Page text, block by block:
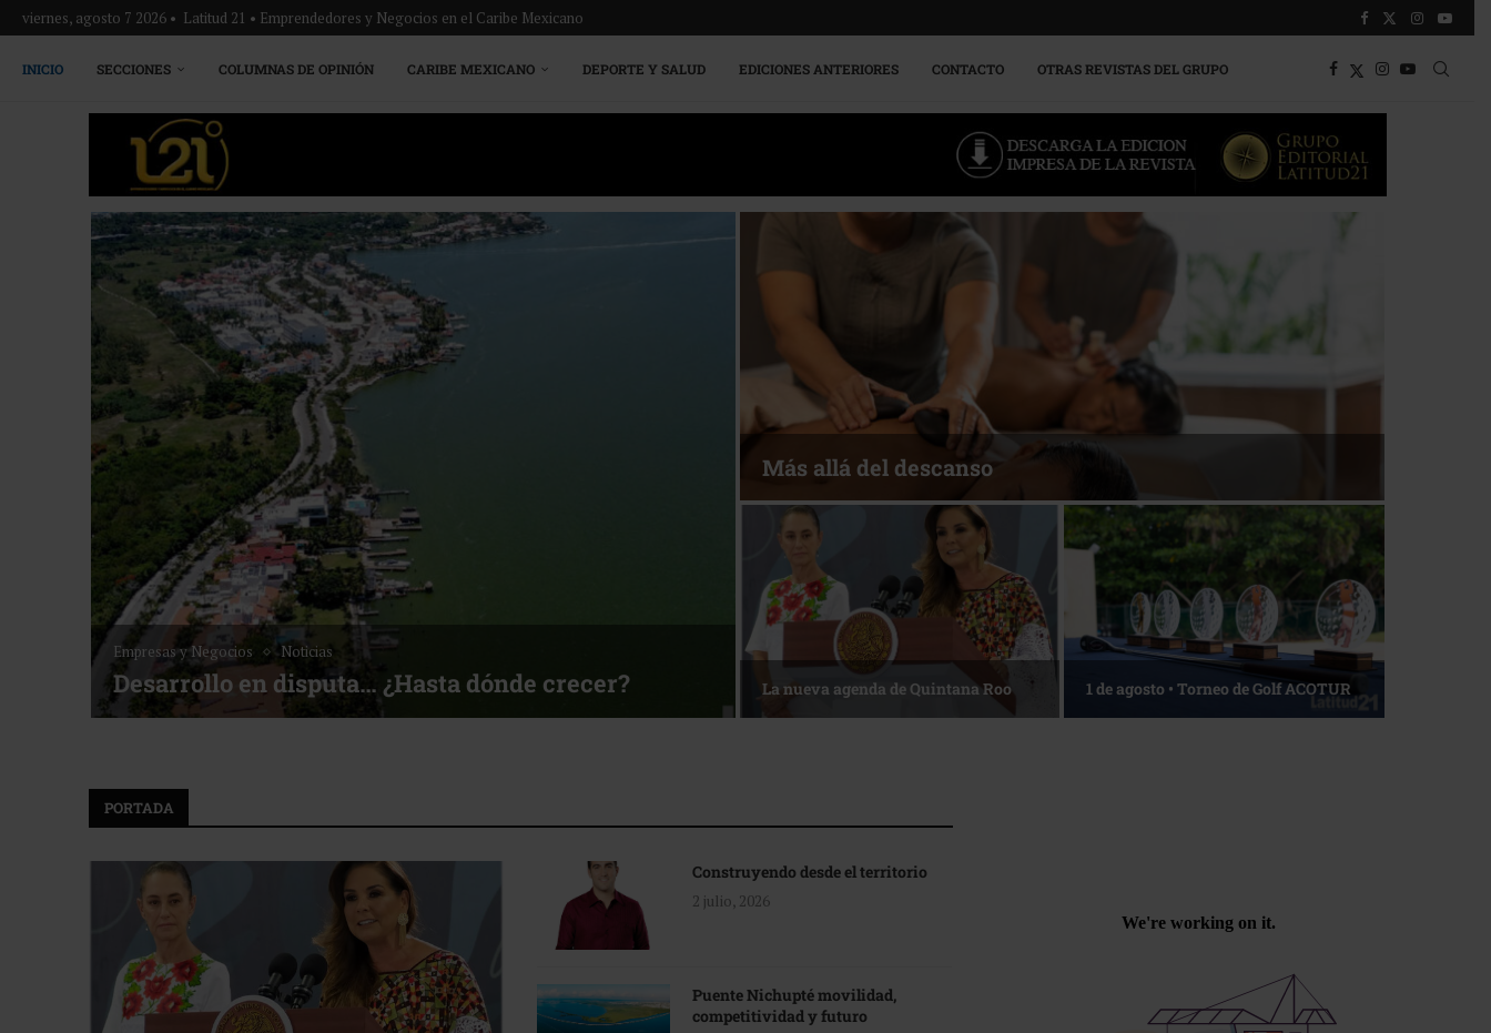
viernes, agosto 7 2026 • Latitud 21 • Emprendedores y Negocios en el Caribe Mexicano
INICIO SECCIONES COLUMNAS DE OPINIÓN CARIBE MEXICANO DEPORTE Y SALUD EDICIONES ANTERIORES CONTACTO OTRAS REVISTAS DEL GRUPO
Noticias
Bottega, un viaje servido a la mesa
Energía que Impulsa la competitividad
Reconocimiento de viajeros La esencia del servicio
PORTADA
Construyendo desde el territorio
2 julio, 2026
Puente Nichupté movilidad,
competitividad y futuro